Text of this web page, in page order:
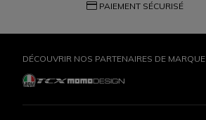
credit_card PAIEMENT SÉCURISÉ
DÉCOUVRIR NOS PARTENAIRES DE MARQUE